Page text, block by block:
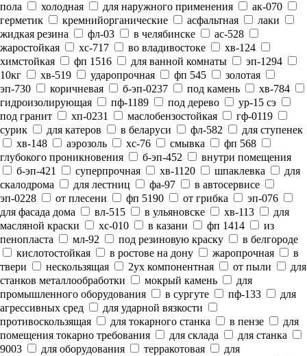
пола
холодная для наружного применения
ак-070
герметик
кремнийорганические асфальтная
лаки
жидкая резина
фл-03 в челябинске
ас-528
жаростойкая
хс-717 во владивостоке
хв-124
химстойкая
фп 1516 для ванной комнаты
эп-1294
10кг
хв-519 ударопрочная фп 545
золотая
эп-730
коричневая б-эп-0237 под камень
хв-784
гидроизолирующая
пф-1189 под дерево
ур-15 сэ
под гранит
хп-0231 маслобензостойкая
гф-0119
сурик
для катеров в беларуси фл-582
для ступенек
хв-148
аэрозоль хс-76 смывка
фп 568
глубокого проникновения
б-эп-452
внутри помещения
б-эп-421
суперпрочная хв-1120 шпаклевка
для
скалодрома
для лестниц фа-97
в автосервисе
эп-0228
от плесени фп 5190 от грибка
эп-076
для фасада дома
вл-515 в ульяновске хв-113
для
масляной краски
хс-010 в казани фп 1414
из
пенопласта
мл-92 под резиновую краску
в белгороде
кислотостойкая
в ростове на дону жаропрочная
в
твери
нескользящая 2ух компонентная от пыли
для
станков металлообработки
мокрый камень
для
промышленного оборудования
в сургуте пф-133
для
агрессивных сред
для ударной вязкости
противоскользящая
для токарного станка в пензе
для
помещения токарно требования
для склада
для станка
9003
для оборудования терракотовая
для